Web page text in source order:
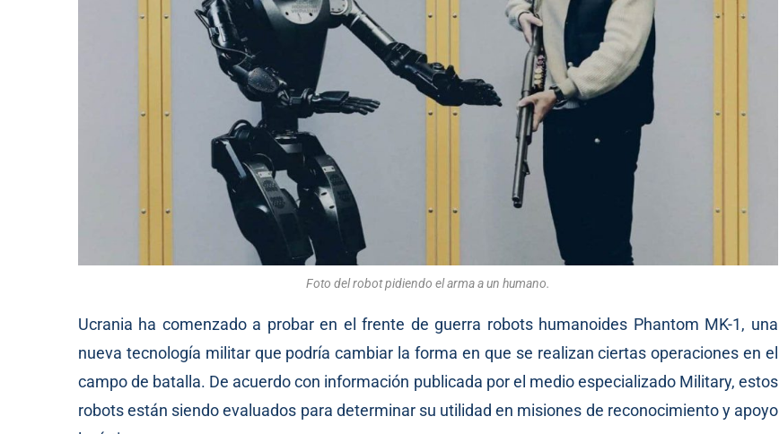
Foto del robot pidiendo el arma a un humano.
Ucrania ha comenzado a probar en el frente de guerra robots humanoides Phantom MK-1, una
nueva tecnología militar que podría cambiar la forma en que se realizan ciertas operaciones en el
campo de batalla. De acuerdo con información publicada por el medio especializado Military, estos
robots están siendo evaluados para determinar su utilidad en misiones de reconocimiento y apoyo